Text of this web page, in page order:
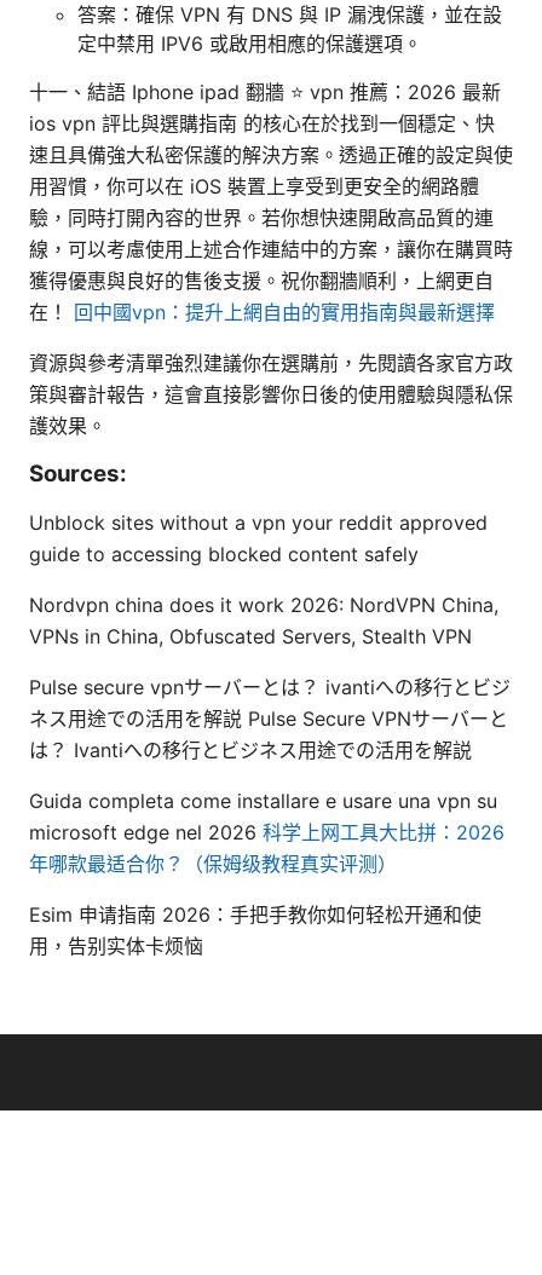
答案：確保 VPN 有 DNS 與 IP 漏洩保護，並在設
定中禁用 IPV6 或啟用相應的保護選項。
十一、結語 Iphone ipad 翻牆 ⭐ vpn 推薦：2026 最新
ios vpn 評比與選購指南 的核心在於找到一個穩定、快
速且具備強大私密保護的解決方案。透過正確的設定與使
用習慣，你可以在 iOS 裝置上享受到更安全的網路體
驗，同時打開內容的世界。若你想快速開啟高品質的連
線，可以考慮使用上述合作連結中的方案，讓你在購買時
獲得優惠與良好的售後支援。祝你翻牆順利，上網更自
在！ 回中國vpn：提升上網自由的實用指南與最新選擇
資源與參考清單強烈建議你在選購前，先閱讀各家官方政
策與審計報告，這會直接影響你日後的使用體驗與隱私保
護效果。
Sources:
Unblock sites without a vpn your reddit approved
guide to accessing blocked content safely
Nordvpn china does it work 2026: NordVPN China,
VPNs in China, Obfuscated Servers, Stealth VPN
Pulse secure vpnサーバーとは？ ivantiへの移行とビジ
ネス用途での活用を解説 Pulse Secure VPNサーバーと
は？ Ivantiへの移行とビジネス用途での活用を解説
Guida completa come installare e usare una vpn su
microsoft edge nel 2026 科学上网工具大比拼：2026
年哪款最适合你？（保姆级教程真实评测）
Esim 申请指南 2026：手把手教你如何轻松开通和使
用，告别实体卡烦恼